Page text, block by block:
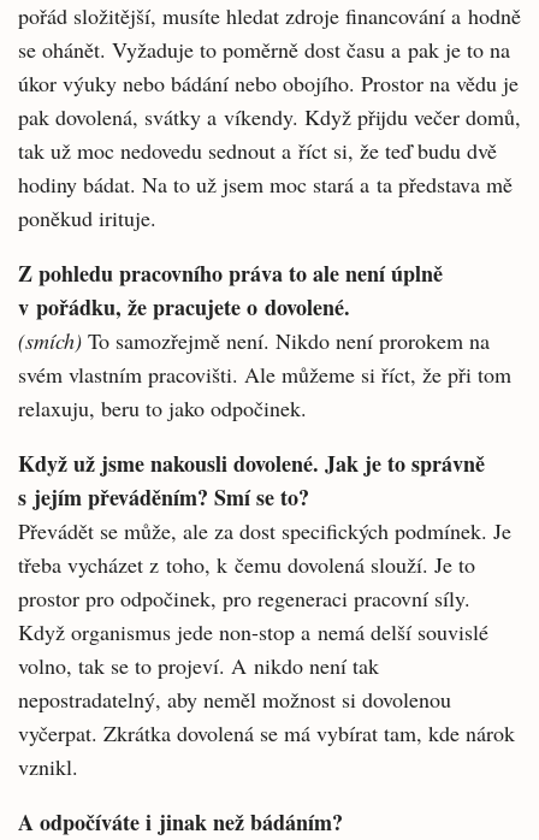
pořád složitější, musíte hledat zdroje financování a hodně
se ohánět. Vyžaduje to po­měrně dost času a pak je to na
úkor výuky nebo bádání nebo obojího. Prostor na vědu je
pak dovolená, svátky a víkendy. Když přijdu večer domů,
tak už moc nedovedu sednout a říct si, že teď budu dvě
hodiny bádat. Na to už jsem moc stará a ta představa mě
poněkud irituje.
Z pohledu pracovního práva to ale není úplně
v pořádku, že pracujete o dovolené.
(smích) To samozřejmě není. Nikdo není pro­rokem na
svém vlastním pracovišti. Ale mů­žeme si říct, že při tom
relaxuju, beru to jako odpočinek.
Když už jsme nakousli dovolené. Jak je to správně
s jejím převáděním? Smí se to?
Převádět se může, ale za dost specifických podmínek. Je
třeba vycházet z toho, k čemu do­volená slouží. Je to
prostor pro odpočinek, pro regeneraci pracovní síly.
Když organismus jede non-stop a nemá delší souvislé
volno, tak se to projeví. A nikdo není tak
nepostradatelný, aby neměl možnost si dovolenou
vyčerpat. Zkrátka dovolená se má vybírat tam, kde nárok
vznikl.
A odpočíváte i jinak než bádáním?